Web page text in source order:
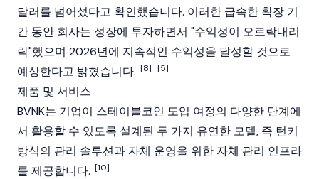
달러를 넘어섰다고 확인했습니다. 이러한 급속한 확장 기
간 동안 회사는 성장에 투자하면서 "수익성이 오르락내리
락"했으며 2026년에 지속적인 수익성을 달성할 것으로
예상한다고 밝혔습니다. [8] [5]
제품 및 서비스
BVNK는 기업이 스테이블코인 도입 여정의 다양한 단계에
서 활용할 수 있도록 설계된 두 가지 유연한 모델, 즉 턴키
방식의 관리 솔루션과 자체 운영을 위한 자체 관리 인프라
를 제공합니다. [10]